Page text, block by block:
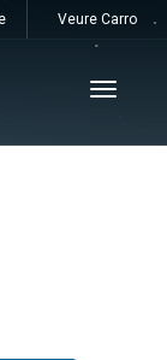
Veure Carro